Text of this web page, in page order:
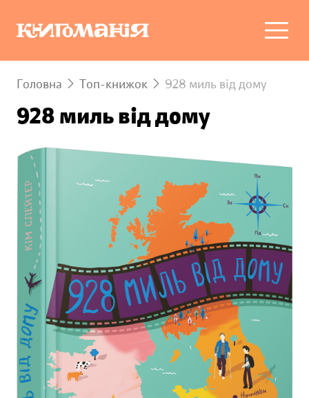
Головна Топ-книжок 928 миль від дому
928 миль від дому